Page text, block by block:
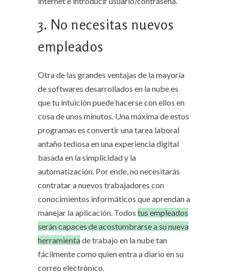
3. No necesitas nuevos
empleados
Otra de las grandes ventajas de la mayoría
de softwares desarrollados en la nube es
que tu intuición puede hacerse con ellos en
cosa de unos minutos. Una máxima de estos
programas es convertir una tarea laboral
antaño tediosa en una experiencia digital
basada en la simplicidad y la
automatización. Por ende, no necesitarás
contratar a nuevos trabajadores con
conocimientos informáticos que aprendan a
manejar la aplicación. Todos tus empleados
serán capaces de acostumbrarse a su nueva
herramientade trabajo en la nube tan
fácilmente como quien entra a diario en su
correo electrónico.